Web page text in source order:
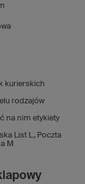
kurierskich
rodzajów
na nim etykiety
List L, Poczta
M